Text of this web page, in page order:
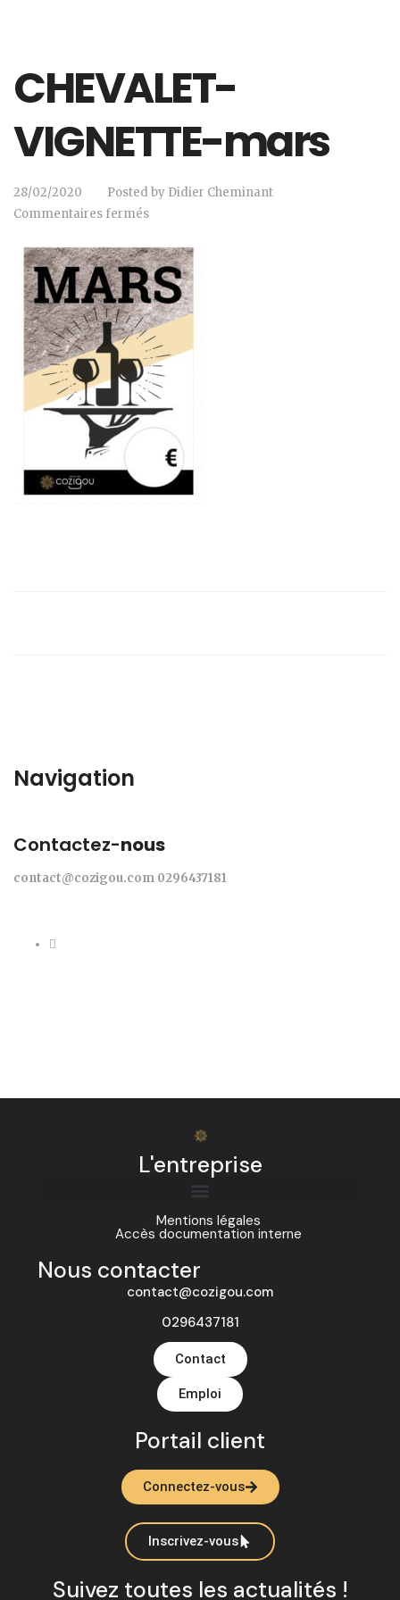
CHEVALET-
VIGNETTE-mars
28/02/2020 Posted by Didier Cheminant
Commentaires fermés
Navigation
Contactez-nous
contact@cozigou.com 0296437181
L'entreprise
Mentions légales
Accès documentation interne
Nous contacter
contact@cozigou.com
0296437181
Contact
Emploi
Portail client
Connectez-vous
Inscrivez-vous
Suivez toutes les actualités !